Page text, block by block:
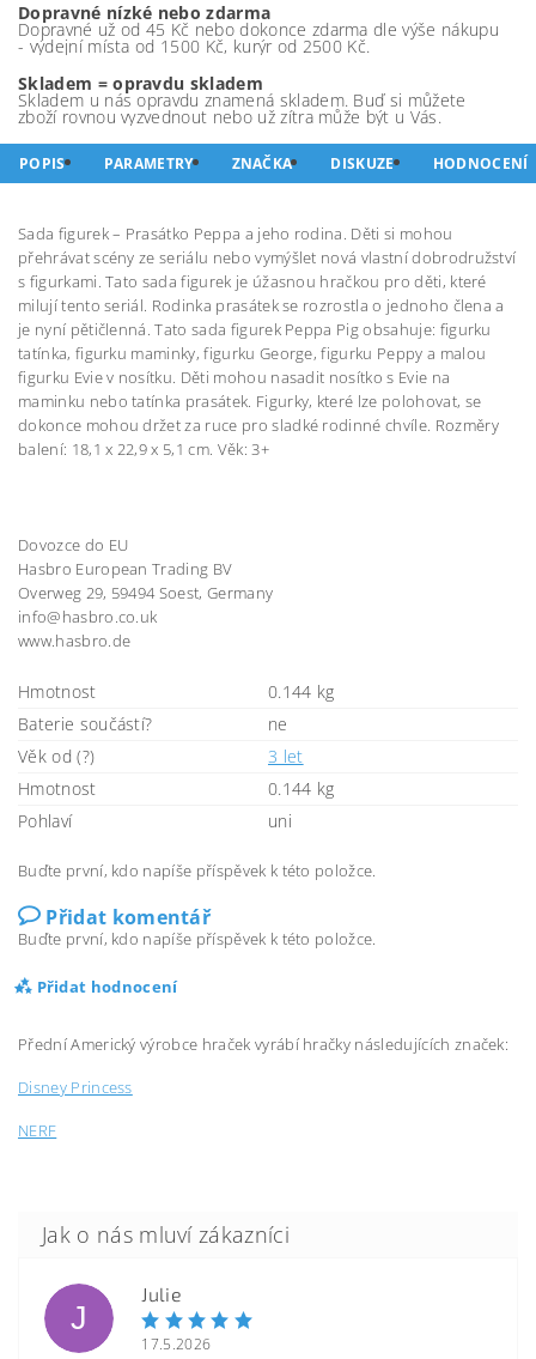
Dopravné nízké nebo zdarma
Dopravné už od 45 Kč nebo dokonce zdarma dle výše nákupu
- výdejní místa od 1500 Kč, kurýr od 2500 Kč.
Skladem = opravdu skladem
Skladem u nás opravdu znamená skladem. Buď si můžete
zboží rovnou vyzvednout nebo už zítra může být u Vás.
POPIS PARAMETRY ZNAČKA DISKUZE HODNOCENÍ
Sada figurek – Prasátko Peppa a jeho rodina. Děti si mohou
přehrávat scény ze seriálu nebo vymýšlet nová vlastní dobrodružství
s figurkami. Tato sada figurek je úžasnou hračkou pro děti, které
milují tento seriál. Rodinka prasátek se rozrostla o jednoho člena a
je nyní pětičlenná. Tato sada figurek Peppa Pig obsahuje: figurku
tatínka, figurku maminky, figurku George, figurku Peppy a malou
figurku Evie v nosítku. Děti mohou nasadit nosítko s Evie na
maminku nebo tatínka prasátek. Figurky, které lze polohovat, se
dokonce mohou držet za ruce pro sladké rodinné chvíle. Rozměry
balení: 18,1 x 22,9 x 5,1 cm. Věk: 3+
Dovozce do EU
Hasbro European Trading BV
Overweg 29, 59494 Soest, Germany
info@hasbro.co.uk
www.hasbro.de
Hmotnost
0.144 kg
Baterie součástí?
ne
Věk od (?)
3 let
Hmotnost
0.144 kg
Pohlaví
uni
Buďte první, kdo napíše příspěvek k této položce.
Přidat komentář
Buďte první, kdo napíše příspěvek k této položce.
Přidat hodnocení
Přední Americký výrobce hraček vyrábí hračky následujících značek:
Disney Princess
NERF
J
Julie
17.5.2026